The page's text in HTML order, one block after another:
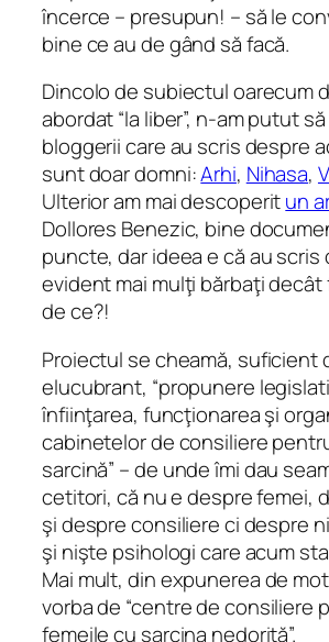
încerce – presupun! – să le
bine ce au de gând să facă.
Dincolo de subiectul oarecum
abordat “la liber”, n-am putut
bloggerii care au scris despre
sunt doar domni:Arhi, Nihasa,
Ulterior am mai descoperitun
Dollores Benezic, bine
puncte, dar ideea e că au scris
evident mai mulţi bărbaţi decât
de ce?!
Proiectul se cheamă, suficient
elucubrant, “propunere
înfiinţarea, funcţionarea şi
cabinetelor de consiliere
sarcină” – de unde îmi dau
cetitori, că nu e despre femei,
şi despre consiliere ci despre
şi nişte psihologi care acum
Mai mult, din expunerea de
vorba de “centre de consiliere
femeile cu sarcina nedorită”.